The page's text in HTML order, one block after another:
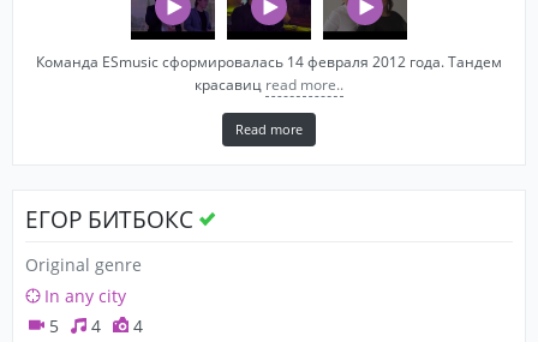
Команда ESmusic сформировалась 14 февраля 2012 года. Тандем
красавиц read more..
Read more
ЕГОР БИТБОКС
Original genre
In any city
5
4 4